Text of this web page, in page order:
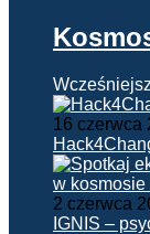
16 czerwca
2 czerwca
IGNIS –